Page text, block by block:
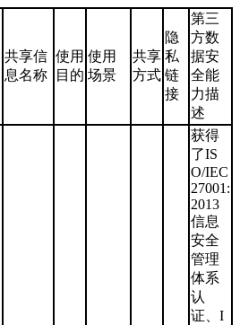
共享信
息名称
使用
目的
使用
场景
共享
方式
隐
私
链
接
第三
方数
据安
全能
力描
述
获得
了IS
O/IEC
27001:
2013
信息
安全
管理
体系
认
证、I